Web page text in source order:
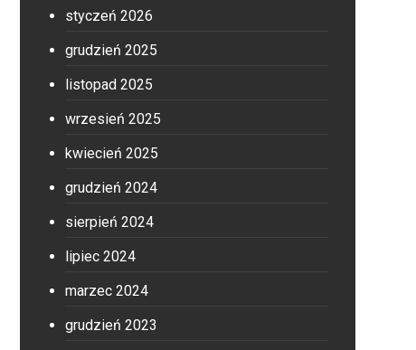
styczeń 2026
grudzień 2025
listopad 2025
wrzesień 2025
kwiecień 2025
grudzień 2024
sierpień 2024
lipiec 2024
marzec 2024
grudzień 2023